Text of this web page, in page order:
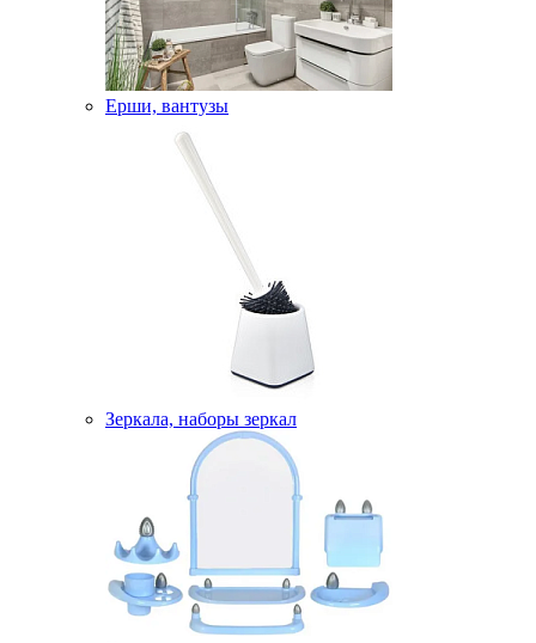
Ерши, вантузы
Зеркала, наборы зеркал